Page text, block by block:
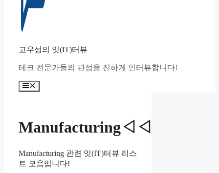
고우성의 잇(IT)터뷰
테크 전문가들의 관점을 진하게 인터뷰합니다!
메
Manufacturing◁◁
Manufacturing 관련 잇(IT)터뷰 리스
트 모음입니다!